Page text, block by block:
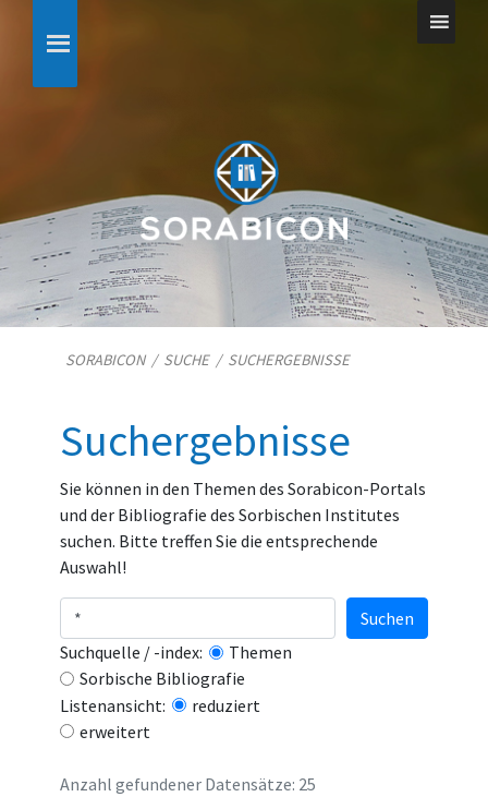
SORABICON/ SUCHE/ SUCHERGEBNISSE
Suchergebnisse
Sie können in den Themen des Sorabicon-Portals
und der Bibliografie des Sorbischen Institutes
suchen. Bitte treffen Sie die entsprechende
Auswahl!
Suchquelle / -index:
Themen
Sorbische Bibliografie
Listenansicht:
reduziert
erweitert
Suchen
Anzahl gefundener Datensätze: 25